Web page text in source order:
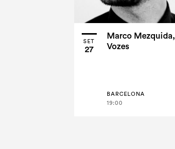
SET
27
Marco Mezquida,
Vozes
BARCELONA
19:00